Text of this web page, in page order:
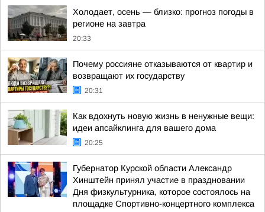
Холодает, осень — близко: прогноз погоды в
регионе на завтра
20:33
Почему россияне отказываются от квартир и
возвращают их государству
20:31
Как вдохнуть новую жизнь в ненужные вещи:
идеи апсайклинга для вашего дома
20:25
Губернатор Курской области Александр
Хинштейн принял участие в праздновании
Дня физкультурника, которое состоялось на
площадке Спортивно-концертного комплекса